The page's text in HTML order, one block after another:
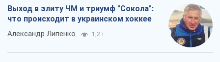
Выход в элиту ЧМ и триумф "Сокола":
что происходит в украинском хоккее
Александр Липенко 1,2 т.